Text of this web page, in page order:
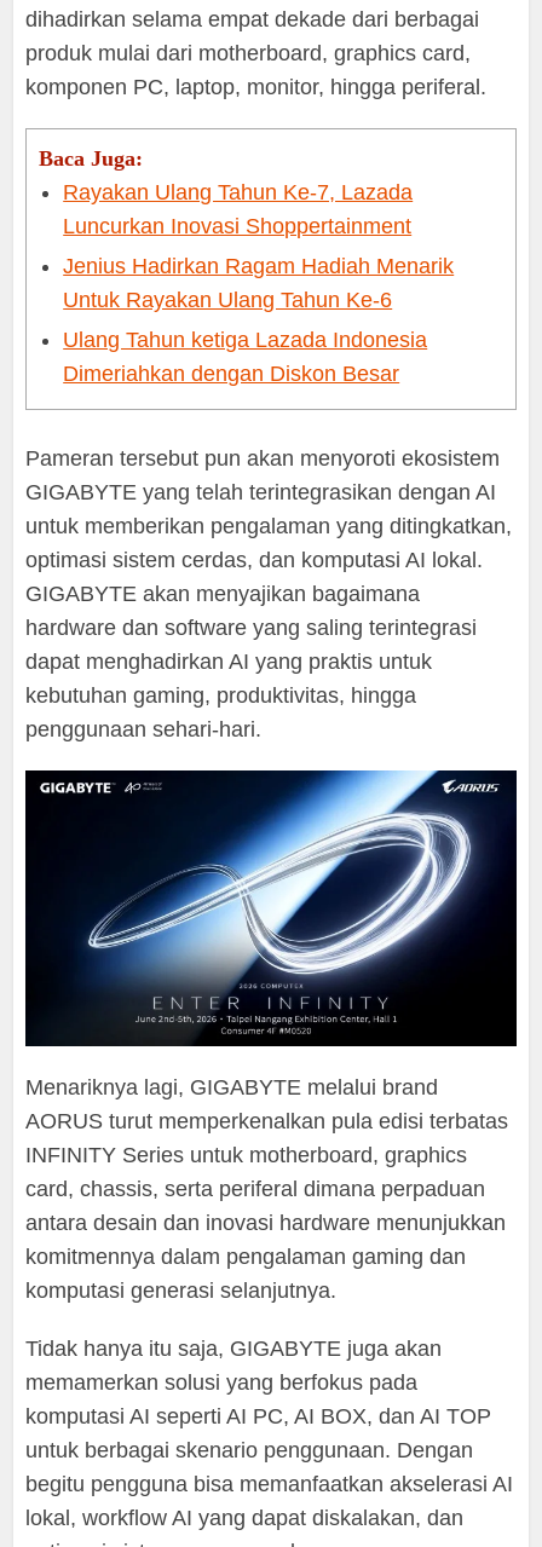
dihadirkan selama empat dekade dari berbagai
produk mulai dari motherboard, graphics card,
komponen PC, laptop, monitor, hingga periferal.
Baca Juga:
Rayakan Ulang Tahun Ke-7, Lazada
Luncurkan Inovasi Shoppertainment
Jenius Hadirkan Ragam Hadiah Menarik
Untuk Rayakan Ulang Tahun Ke-6
Ulang Tahun ketiga Lazada Indonesia
Dimeriahkan dengan Diskon Besar
Pameran tersebut pun akan menyoroti ekosistem
GIGABYTE yang telah terintegrasikan dengan AI
untuk memberikan pengalaman yang ditingkatkan,
optimasi sistem cerdas, dan komputasi AI lokal.
GIGABYTE akan menyajikan bagaimana
hardware dan software yang saling terintegrasi
dapat menghadirkan AI yang praktis untuk
kebutuhan gaming, produktivitas, hingga
penggunaan sehari-hari.
Menariknya lagi, GIGABYTE melalui brand
AORUS turut memperkenalkan pula edisi terbatas
INFINITY Series untuk motherboard, graphics
card, chassis, serta periferal dimana perpaduan
antara desain dan inovasi hardware menunjukkan
komitmennya dalam pengalaman gaming dan
komputasi generasi selanjutnya.
Tidak hanya itu saja, GIGABYTE juga akan
memamerkan solusi yang berfokus pada
komputasi AI seperti AI PC, AI BOX, dan AI TOP
untuk berbagai skenario penggunaan. Dengan
begitu pengguna bisa memanfaatkan akselerasi AI
lokal, workflow AI yang dapat diskalakan, dan